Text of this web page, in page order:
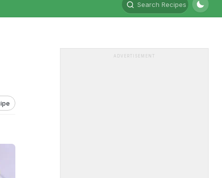
Search Recipes
ADVERTISEMENT